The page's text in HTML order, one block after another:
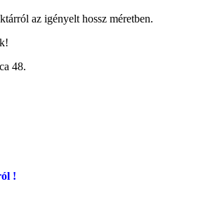
az igényelt hossz méretben.
48.
!